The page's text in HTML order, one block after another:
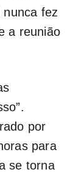
fez
a reunião
por
para
se torna